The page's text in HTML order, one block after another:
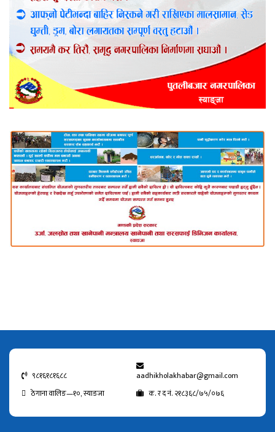
९८१६१८१६८८
aadhikholakhabar@gmail.com
ठेगाना वालिङ—१०, स्याङजा
क. र द नं. २१८३६८/७५/०७६